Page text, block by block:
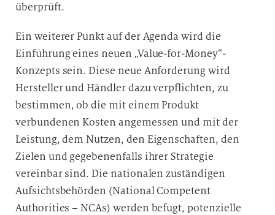
überprüft.
Ein weiterer Punkt auf der Agenda wird die
Einführung eines neuen „Value-for-Money“-
Konzepts sein. Diese neue Anforderung wird
Hersteller und Händler dazu verpflichten, zu
bestimmen, ob die mit einem Produkt
verbundenen Kosten angemessen und mit der
Leistung, dem Nutzen, den Eigenschaften, den
Zielen und gegebenenfalls ihrer Strategie
vereinbar sind. Die nationalen zuständigen
Aufsichtsbehörden (National Competent
Authorities – NCAs) werden befugt, potenzielle